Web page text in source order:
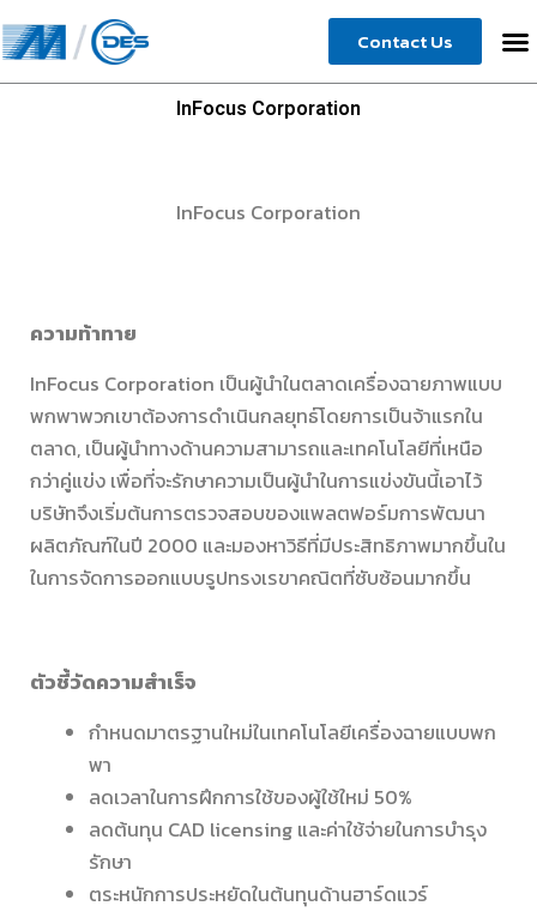
to
content
Contact Us
InFocus Corporation
InFocus Corporation
ความท้าทาย
InFocus Corporation เป็นผู้นำในตลาดเครื่องฉายภาพแบบ
พกพาพวกเขาต้องการดำเนินกลยุทธ์โดยการเป็นจ้าแรกใน
ตลาด, เป็นผู้นำทางด้านความสามารถและเทคโนโลยีที่เหนือ
กว่าคู่แข่ง เพื่อที่จะรักษาความเป็นผู้นำในการแข่งขันนี้เอาไว้
บริษัทจึงเริ่มต้นการตรวจสอบของแพลตฟอร์มการพัฒนา
ผลิตภัณฑ์ในปี 2000 และมองหาวิธีที่มีประสิทธิภาพมากขึ้นใน
ในการจัดการออกแบบรูปทรงเรขาคณิตที่ซับซ้อนมากขึ้น
ตัวชี้วัดความสำเร็จ
กำหนดมาตรฐานใหม่ในเทคโนโลยีเครื่องฉายแบบพก
พา
ลดเวลาในการฝึกการใช้ของผู้ใช้ใหม่ 50%
ลดต้นทุน CAD licensing และค่าใช้จ่ายในการบำรุง
รักษา
ตระหนักการประหยัดในต้นทุนด้านฮาร์ดแวร์